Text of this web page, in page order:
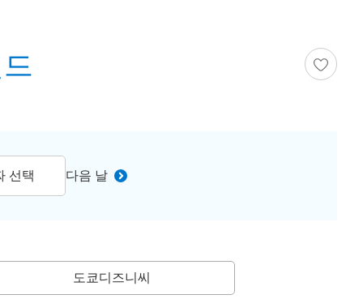
선택 다음 날
도쿄디즈니씨